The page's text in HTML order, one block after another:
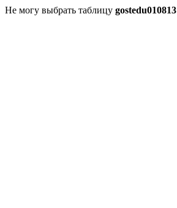
Не могу выбрать таблицу gostedu010813